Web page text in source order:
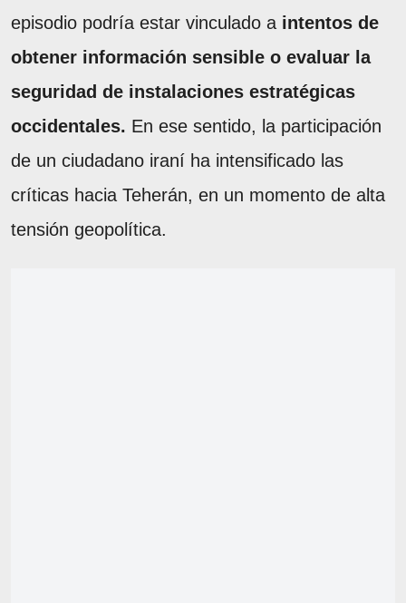
episodio podría estar vinculado a intentos de
obtener información sensible o evaluar la
seguridad de instalaciones estratégicas
occidentales. En ese sentido, la participación
de un ciudadano iraní ha intensificado las
críticas hacia Teherán, en un momento de alta
tensión geopolítica.